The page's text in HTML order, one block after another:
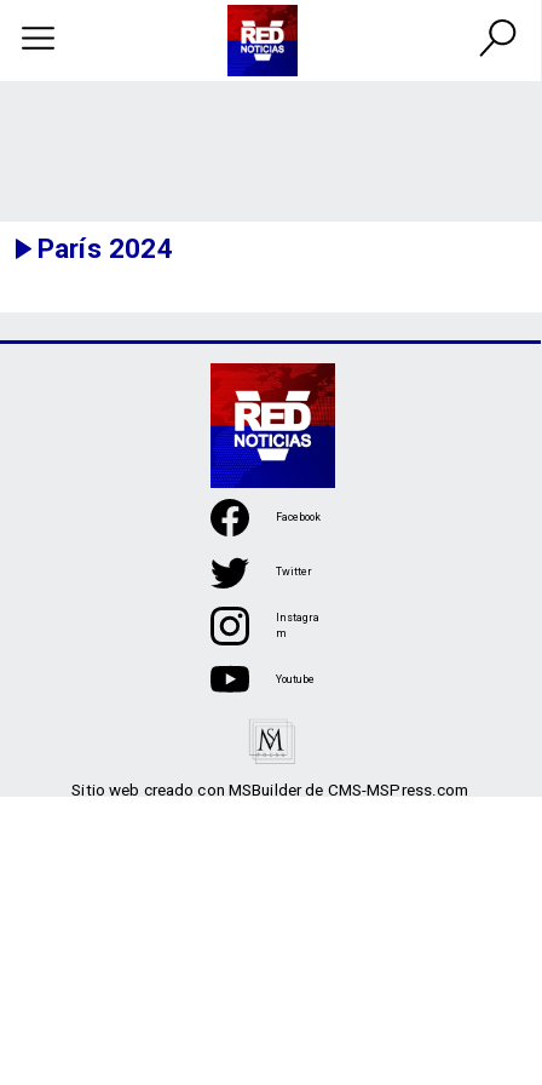
París 2024
Sitio web creado con MSBuilder de CMS-MSPress.com
Facebook
Twitter
Instagra
m
Youtube